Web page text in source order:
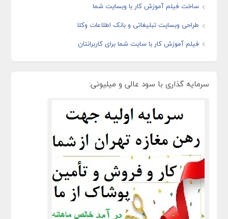
ساخت فیلم آموزش کار با وبسایت شما
طراحی وبسایت تبلیغاتی و بانک اطلاعات وکلا
فیلم آموزش کار با سایت شما برای کاربرانتان
سرمایه گذاری با سود عالی و میلیونی: